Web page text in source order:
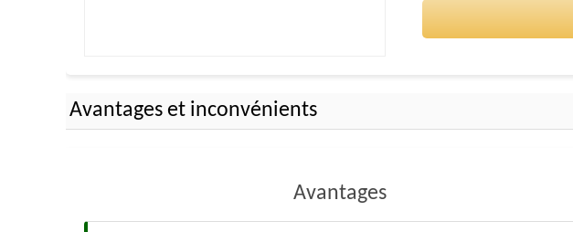
Avantages et inconvénients
Avantages